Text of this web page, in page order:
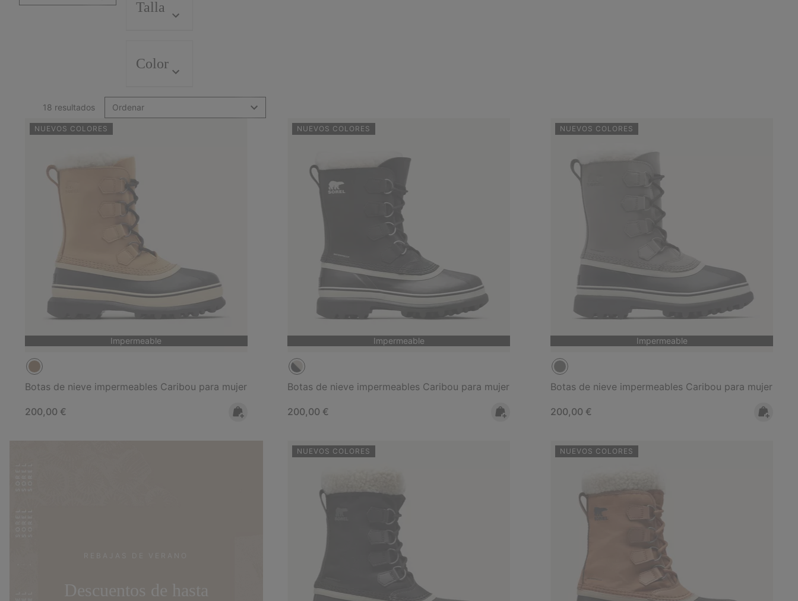
Talla
Color
18 resultados Ordenar
NUEVOS COLORES
Impermeable
Botas de nieve impermeables Caribou para mujer
Regular price:
200,00 €
NUEVOS COLORES
Impermeable
Botas de nieve impermeables Caribou para mujer
Regular price:
200,00 €
NUEVOS COLORES
Impermeable
Botas de nieve impermeables Caribou para mujer
Regular price:
200,00 €
NUEVOS COLORES NUEVOS COLORES